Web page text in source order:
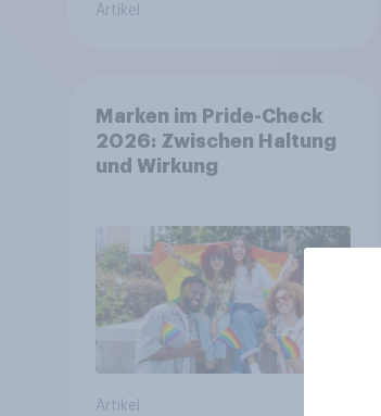
Artikel
Marken im Pride-Check
2026: Zwischen Haltung
und Wirkung
Artikel